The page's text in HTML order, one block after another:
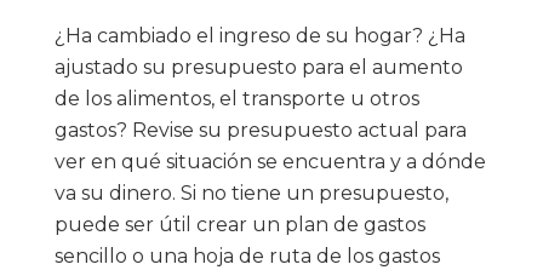
¿Ha cambiado el ingreso de su hogar? ¿Ha
ajustado su presupuesto para el aumento
de los alimentos, el transporte u otros
gastos? Revise su presupuesto actual para
ver en qué situación se encuentra y a dónde
va su dinero. Si no tiene un presupuesto,
puede ser útil crear un plan de gastos
sencillo o una hoja de ruta de los gastos